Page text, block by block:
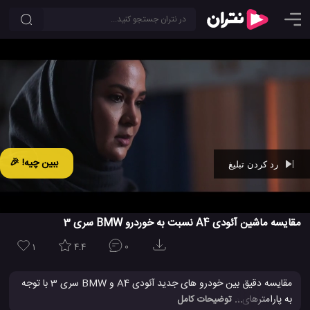
ببین چیه! 🎉
مقایسه ماشین آئودی A4 نسبت به خوردرو BMW سری 3
1 4.4 0
مقایسه دقیق بین خودرو های جدید آئودی A4 و BMW سری 3 با توجه
به پارامترهای مختلف در اینجا انجام می شود. هر دو خودرو در یک رنج
... توضیحات کامل